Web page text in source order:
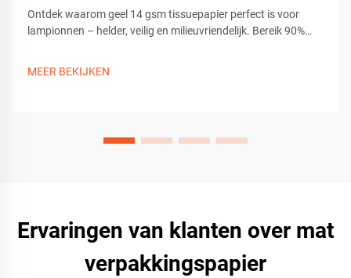
Ontdek waarom geel 14 gsm tissuepapier perfect is voor
lampionnen – helder, veilig en milieuvriendelijk. Bereik 90%
MEER BEKIJKEN
Ervaringen van klanten over mat
verpakkingspapier